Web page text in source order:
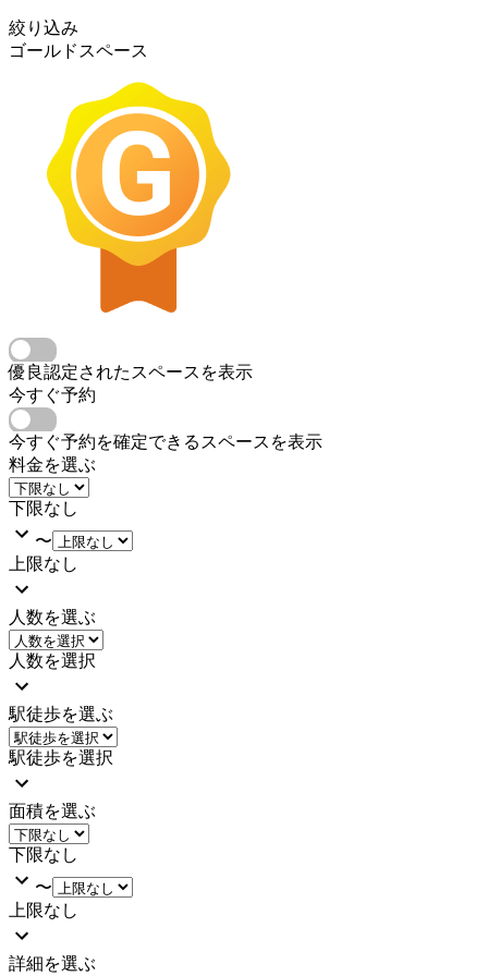
絞り込み
ゴールドスペース
優良認定されたスペースを表示
今すぐ予約
今すぐ予約を確定できるスペースを表示
料金を選ぶ
下限なし
〜
上限なし
人数を選ぶ
人数を選択
駅徒歩を選ぶ
駅徒歩を選択
面積を選ぶ
下限なし
〜
上限なし
詳細を選ぶ